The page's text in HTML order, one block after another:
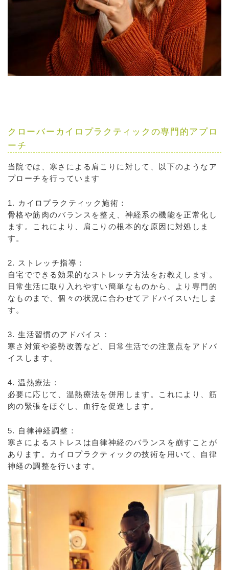
クローバーカイロプラクティックの専門的アプロ
ーチ
当院では、寒さによる肩こりに対して、以下のようなア
プローチを行っています
1. カイロプラクティック施術：
骨格や筋肉のバランスを整え、神経系の機能を正常化し
ます。これにより、肩こりの根本的な原因に対処しま
す。
2. ストレッチ指導：
自宅でできる効果的なストレッチ方法をお教えします。
日常生活に取り入れやすい簡単なものから、より専門的
なものまで、個々の状況に合わせてアドバイスいたしま
す。
3. 生活習慣のアドバイス：
寒さ対策や姿勢改善など、日常生活での注意点をアドバ
イスします。
4. 温熱療法：
必要に応じて、温熱療法を併用します。これにより、筋
肉の緊張をほぐし、血行を促進します。
5. 自律神経調整：
寒さによるストレスは自律神経のバランスを崩すことが
あります。カイロプラクティックの技術を用いて、自律
神経の調整を行います。